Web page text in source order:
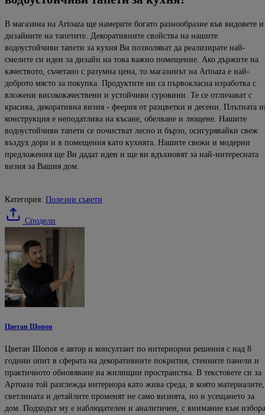
В магазина на Artoaza ще намерите богато разнообразие във видовете и
дизайните на тапетите. Декоративните свойства на нашите
водоустойчиви тапети за кухня Ви позволяват да реализирате най-
смелите си идеи за дизайн на това важно помещение. Ако държите на
качеството, съчетано с разумна цена, то магазинът на Аrtoaza е най-
доброто място за покупка. Продуктите ни са първокласна изработка с
вложени висококачествени и устойчиви суровини. Те се отличават с
красива, декоративна визия - феерия от разцветки и десени. Плътната
конструкция е неподатлива на късане, обелване и лющене. Нашите
водоустойчиви тапети се почистват лесно и бързо, осигурявайки свеж
въздух дори и в помещения като кухнята. Нашите свежи и модерни
предложения ще Ви дадат идеи и ще ви вдъхновят за най-интересната
визия за Вашия дом.
Категория: Полезни съвети
Сподели
Цветан Шопов
Цветан Шопов е автор и консултант по интериорни решения с над 8
години опит в сферата на декоративните покрития, стенните панели и
практичното обновяване на жилищни пространства. В текстовете си за
Артоаза той разглежда интериора като жива среда, в която материалите,
светлината и детайлите променят не само визията, но и усещането за
дом. Подходът му е наблюдателен и аналитичен, с внимание към избора